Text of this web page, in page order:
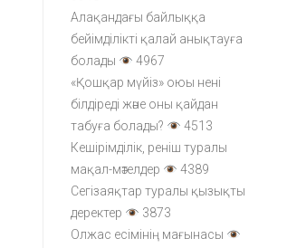
Алақандағы байлыққа
бейімділікті қалай анықтауға
болады
4967
«Қошқар мүйіз» оюы нені
білдіреді және оны қайдан
табуға болады?
4513
Кешірімділік, реніш туралы
мақал-мәтелдер
4389
Сегізаяқтар туралы қызықты
деректер
3873
Олжас есімінің мағынасы